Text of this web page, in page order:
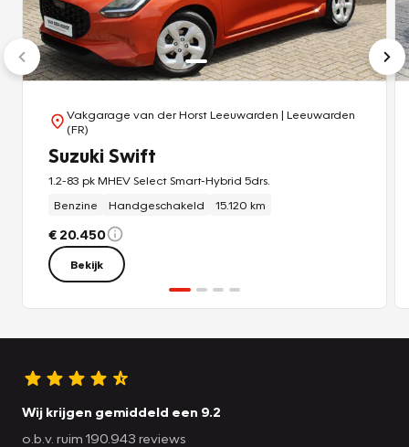
Vakgarage van der Horst Leeuwarden | Leeuwarden
(FR)
Suzuki Swift
1.2-83 pk MHEV Select Smart-Hybrid 5drs.
Benzine
Handgeschakeld 15.120 km
€ 20.450
Bekijk
Wij krijgen gemiddeld een 9.2
o.b.v. ruim 190.943 reviews